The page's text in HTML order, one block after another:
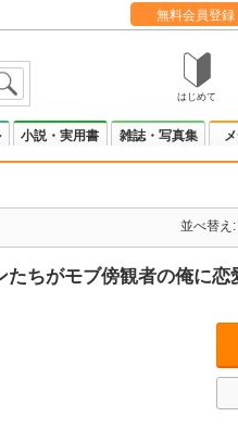
無料会員登録
はじめて
小説・実用書 雑誌・写真集
並べ替え:
ちがモブ傍観者の俺に恋